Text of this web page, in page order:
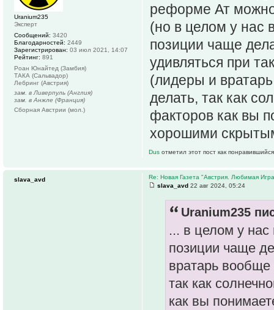
реформе Ат
(но в целом у нас
позиции чаще
удивляться при
(лидеры и
делать, так как
факторов как вы
хорошими
Dus отметил этот пост как
Uranium235
Эксперт
Сообщений: 3420
Благодарностей: 2449
Зарегистрирован: 03 июл 2021, 14:07
Рейтинг: 891
Роан Юнайтед (Замбия)
ТАКА (Сальвадор)
Лебринг (Австрия)
зам. в Ливерпуль (Англия)
зам. в Анжле (Франция)
Сборная Австрии (мол.)
Re: Новая Газета "Австрия. Любимая
slava_avd 22 авг 2024, 05:24
Uranium235
... в целом у нас
позиции чаще
вратарь
так как
как вы
slava_avd